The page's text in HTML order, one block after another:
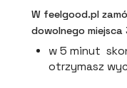
W feelgood.pl
dowolnego
w 5 minut
otrzymasz